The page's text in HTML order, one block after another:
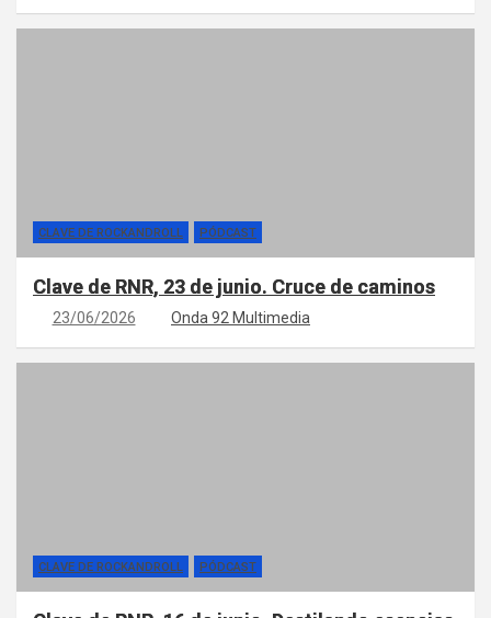
CLAVE DE ROCKANDROLL PÓDCAST
Clave de RNR, 23 de junio. Cruce de caminos
23/06/2026 Onda 92 Multimedia
CLAVE DE ROCKANDROLL PÓDCAST